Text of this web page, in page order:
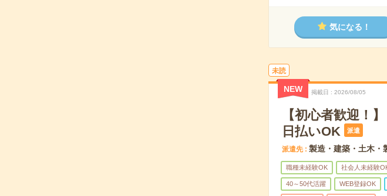
気になる！
未読
NEW 掲載日 2026/08/05
【初心者歓迎！
日払いOK
派遣
派遣先 製造・建築・土木・
職種未経験OK 社会人未経験
40～50代活躍 WEB登録OK